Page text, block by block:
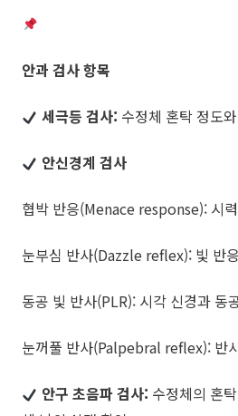
안과 검사 항목
세극등 검사: 수정체 혼탁 정도
안신경계 검사
협박 반응(Menace response): 시
눈부심 반사(Dazzle reflex): 빛 반
동공 빛 반사(PLR): 시각 신경과 동
눈꺼풀 반사(Palpebral reflex): 반
안구 초음파 검사: 수정체의 혼